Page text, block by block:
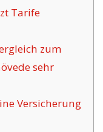
Tarife
zum
sehr
Versicherung